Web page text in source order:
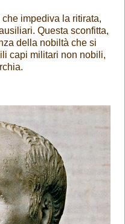
che impediva la ritirata,
Questa sconfitta,
della nobiltà che si
capi militari non nobili,